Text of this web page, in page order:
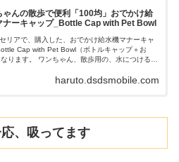
ゃんの散歩で便利「100均」おでかけ給
ナーキャップ_Bottle Cap with Pet Bowl
リアで、購入した、おでかけ給水機マナーキャ
Cap with Pet Bowl（ボトルキャップ＋お
なります。 ワンちゃん、散歩用の、水につける、
ますが、キャップを、本製品の、ボトルキャップ
haruto.dsdsmobile.com
、吸ってます